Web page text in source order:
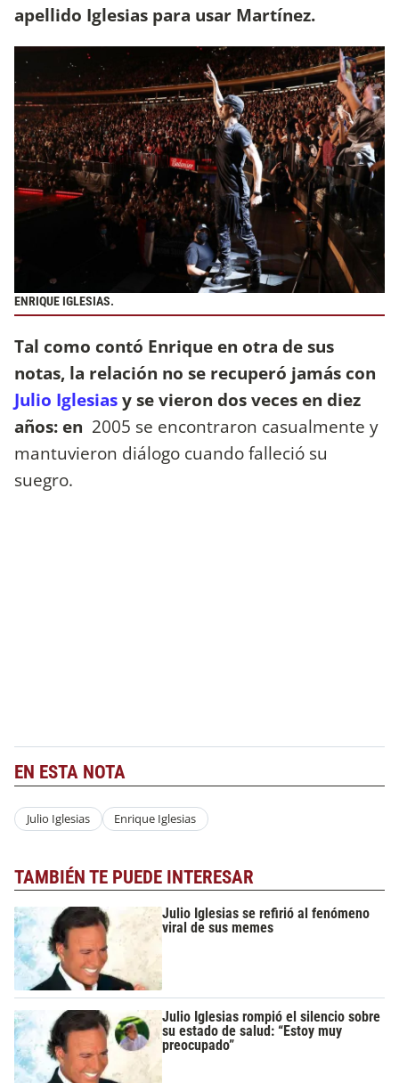
apellido Iglesias para usar Martínez.
ENRIQUE IGLESIAS.
Tal como contó Enrique en otra de sus
notas, la relación no se recuperó jamás con
Julio Iglesiasy se vieron dos veces en diez
años: en 2005 se encontraron casualmente y
mantuvieron diálogo cuando falleció su
suegro.
EN ESTA NOTA
Julio Iglesias Enrique Iglesias
TAMBIÉN TE PUEDE INTERESAR
Julio Iglesias se refirió al fenómeno
viral de sus memes
Julio Iglesias rompió el silencio sobre
su estado de salud: “Estoy muy
preocupado”